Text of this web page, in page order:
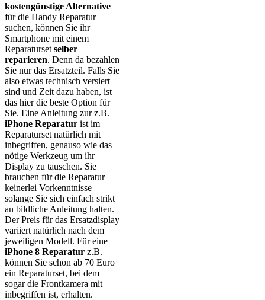
kostengünstige Alternative
für die Handy Reparatur
suchen, können Sie ihr
Smartphone mit einem
Reparaturset selber
reparieren. Denn da bezahlen
Sie nur das Ersatzteil. Falls Sie
also etwas technisch versiert
sind und Zeit dazu haben, ist
das hier die beste Option für
Sie. Eine Anleitung zur z.B.
iPhone Reparatur ist im
Reparaturset natürlich mit
inbegriffen, genauso wie das
nötige Werkzeug um ihr
Display zu tauschen. Sie
brauchen für die Reparatur
keinerlei Vorkenntnisse
solange Sie sich einfach strikt
an bildliche Anleitung halten.
Der Preis für das Ersatzdisplay
variiert natürlich nach dem
jeweiligen Modell. Für eine
iPhone 8 Reparatur z.B.
können Sie schon ab 70 Euro
ein Reparaturset, bei dem
sogar die Frontkamera mit
inbegriffen ist, erhalten.